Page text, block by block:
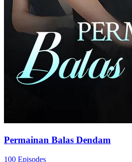
60 Episodes
Jessy Tanoto mengagumi Willy Cahyadi
tetapi diabaikan. Untuk menjaga
menikahi Tommy Gunawan, namun,
tiga tahun. Setelah Jessy diselamatkan,
membalas dendam. Jessy menahan
merencanakan balas dendamnya pada
dari Willy. Willy menyesali
Pemeran Utama Wanita KuatRomansa